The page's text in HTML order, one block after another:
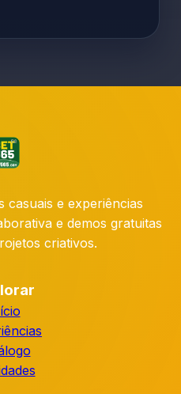
casuais e experiências
e demos gratuitas
criativos.